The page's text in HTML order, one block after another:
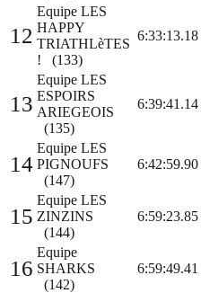
12
Equipe LES
HAPPY
TRIATHLèTES
! (133)
6:33:13.18
13
Equipe LES
ESPOIRS
ARIEGEOIS
(135)
6:39:41.14
14
Equipe LES
PIGNOUFS
(147)
6:42:59.90
15
Equipe LES
ZINZINS
(144)
6:59:23.85
16
Equipe
SHARKS
(142)
6:59:49.41